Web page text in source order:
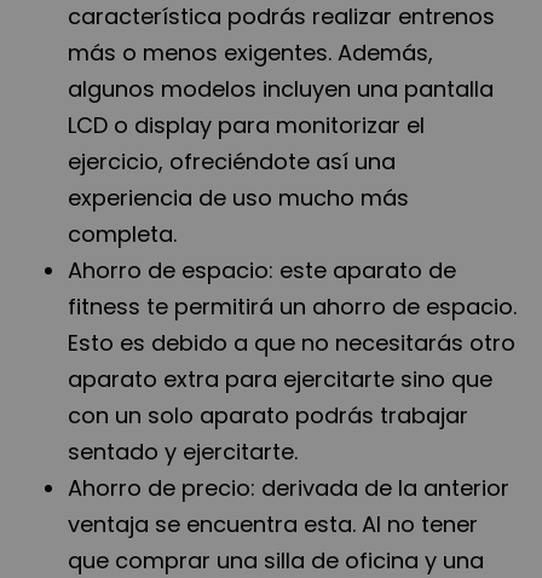
característica podrás realizar entrenos
más o menos exigentes. Además,
algunos modelos incluyen una pantalla
LCD o display para monitorizar el
ejercicio, ofreciéndote así una
experiencia de uso mucho más
completa.
Ahorro de espacio: este aparato de
fitness te permitirá un ahorro de espacio.
Esto es debido a que no necesitarás otro
aparato extra para ejercitarte sino que
con un solo aparato podrás trabajar
sentado y ejercitarte.
Ahorro de precio: derivada de la anterior
ventaja se encuentra esta. Al no tener
que comprar una silla de oficina y una